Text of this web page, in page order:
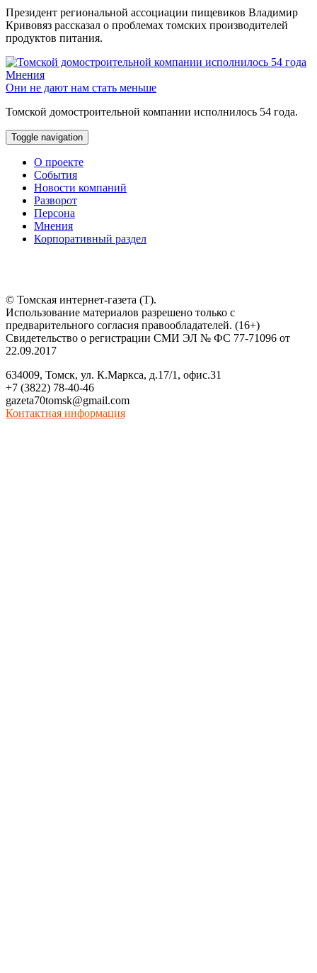
Президент региональной ассоциации пищевиков Владимир
Кривовяз рассказал о проблемах томских производителей
продуктов питания.
Мнения
Они не дают нам стать меньше
Томской домостроительной компании исполнилось 54 года.
Toggle navigation
О проекте
События
Новости компаний
Разворот
Персона
Мнения
Корпоративный раздел
© Томская интернет-газета (Т).
Использование материалов разрешено только с
предварительного согласия правообладателей. (16+)
Свидетельство о регистрации СМИ ЭЛ № ФС 77-71096 от
22.09.2017
634009, Томск, ул. К.Маркса, д.17/1, офис.31
+7 (3822) 78-40-46
gazeta70tomsk@gmail.com
Контактная информация